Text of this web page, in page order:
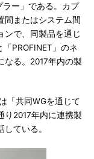
ラー」である。カプ
間またはシステム間
ンで、同製品を通じ
PROFINET」のネ
なる。2017年内の製
「共同WGを通じて
り2017年内に連携製
ている。